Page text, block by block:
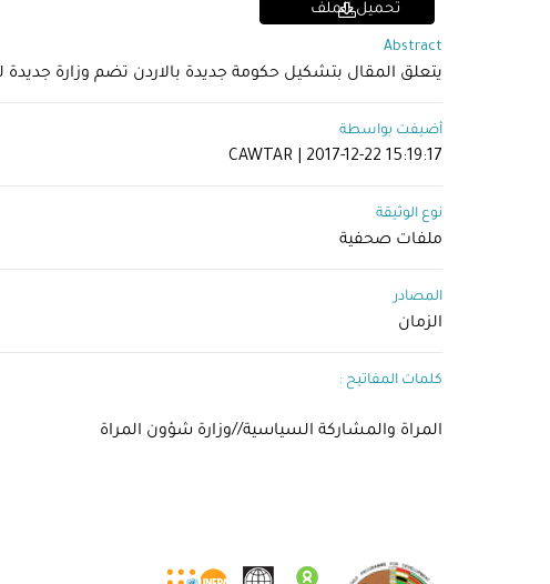
تحميل الملف
Abstract
يتعلق المقال بتشكيل حكومة جديدة بالاردن تضم وزارة جديدة
أضيفت بواسطة
CAWTAR | 2017-12-22 15:19:17
نوع الوثيقة
ملفات صحفية
المصادر
الزمان
كلمات المفاتيح :
المراة والمشاركة السياسية//وزارة شؤون المراة